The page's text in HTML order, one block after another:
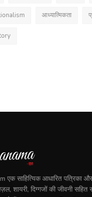
आध्यात्मिकता
साहित्यिक आधारित पत्रिका और
शायरी, दिग्गजों की जीवनी